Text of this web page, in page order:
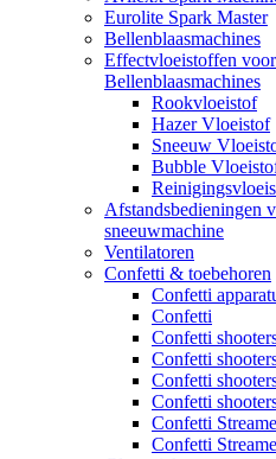
Eurolite Spark Master
Bellenblaasmachines
Effectvloeistoffen
Bellenblaasmachines
Rookvloeistof
Hazer Vloeistof
Sneeuw
Bubble
Afstandsbedieningen
sneeuwmachine
Ventilatoren
Confetti & toebehoren
Confetti
Confetti
Confetti
Confetti
Confetti
Confetti
Confetti
Confetti